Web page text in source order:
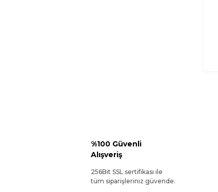
%100 Güvenli
Alışveriş
256Bit SSL sertifikası ile
tüm siparişleriniz güvende.